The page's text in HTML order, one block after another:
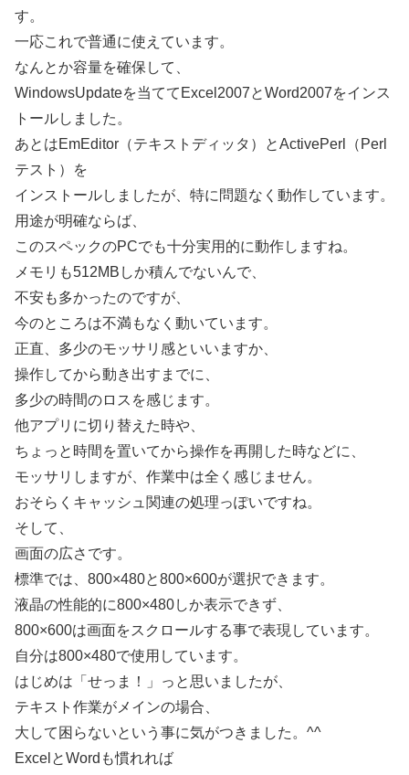
す。
一応これで普通に使えています。
なんとか容量を確保して、
WindowsUpdateを当ててExcel2007とWord2007をインス
トールしました。
あとはEmEditor（テキストディッタ）とActivePerl（Perl
テスト）を
インストールしましたが、特に問題なく動作しています。
用途が明確ならば、
このスペックのPCでも十分実用的に動作しますね。
メモリも512MBしか積んでないんで、
不安も多かったのですが、
今のところは不満もなく動いています。
正直、多少のモッサリ感といいますか、
操作してから動き出すまでに、
多少の時間のロスを感じます。
他アプリに切り替えた時や、
ちょっと時間を置いてから操作を再開した時などに、
モッサリしますが、作業中は全く感じません。
おそらくキャッシュ関連の処理っぽいですね。
そして、
画面の広さです。
標準では、800×480と800×600が選択できます。
液晶の性能的に800×480しか表示できず、
800×600は画面をスクロールする事で表現しています。
自分は800×480で使用しています。
はじめは「せっま！」っと思いましたが、
テキスト作業がメインの場合、
大して困らないという事に気がつきました。^^ゞ
ExcelとWordも慣れれば